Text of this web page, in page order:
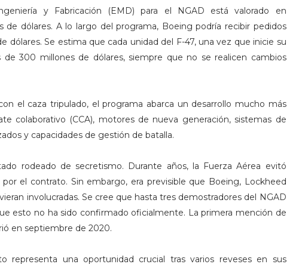
y Fabricación (EMD) para el NGAD está valorado en
de dólares. A lo largo del programa, Boeing podría recibir pedidos
dólares. Se estima que cada unidad del F-47, una vez que inicie su
de 300 millones de dólares, siempre que no se realicen cambios
el caza tripulado, el programa abarca un desarrollo mucho más
colaborativo (CCA), motores de nueva generación, sistemas de
y capacidades de gestión de batalla.
rodeado de secretismo. Durante años, la Fuerza Aérea evitó
el contrato. Sin embargo, era previsible que Boeing, Lockheed
involucradas. Se cree que hasta tres demostradores del NGAD
esto no ha sido confirmado oficialmente. La primera mención de
en septiembre de 2020.
representa una oportunidad crucial tras varios reveses en sus